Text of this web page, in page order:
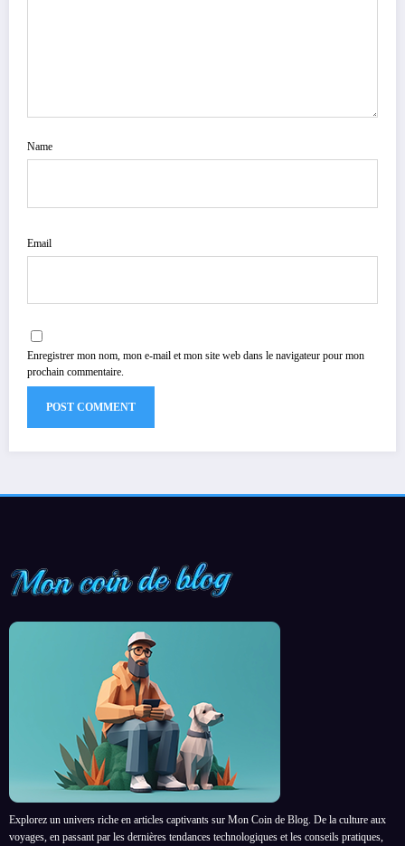
Name
Email
Enregistrer mon nom, mon e-mail et mon site web dans le navigateur pour mon
prochain commentaire.
Explorez un univers riche en articles captivants sur Mon Coin de Blog. De la culture aux
voyages, en passant par les dernières tendances technologiques et les conseils pratiques,